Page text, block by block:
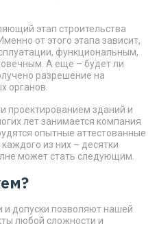
этап строительства
от этого этапа зависит,
функциональным,
А еще – будет ли
разрешение на
органов.
проектированием зданий и
лет занимается компания
опытные аттестованные
из них – десятки
может стать следующим.
и допуски позволяют нашей
любой сложности и